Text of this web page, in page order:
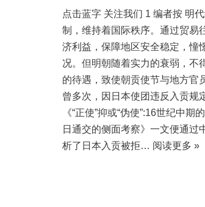
点击蓝字 关注我们 1 编者按 明
制，维持着国际秩序。通过贸易
济利益，保障地区安全稳定，憧
况。但明朝随着实力的衰弱，不
的待遇，致使朝贡使节与地方官
曾多次，因日本使团违反入贡规
《“正使”抑或“伪使”:16世纪中期
日通交的侧面考察》一文便通过
析了日本入贡被拒… 阅读更多 »